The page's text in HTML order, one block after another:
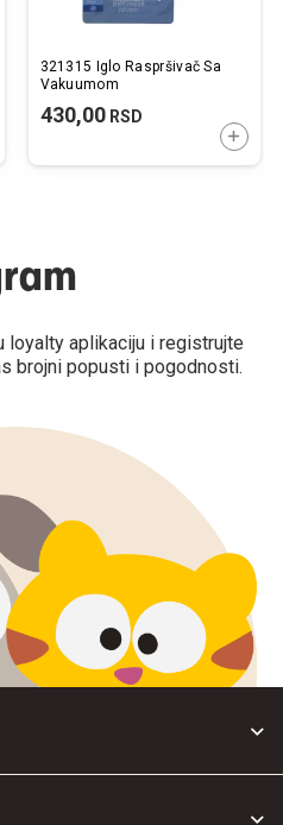
U KORPU
321315 Iglo Raspršivač Sa
Vakuumom
430,00RSD
aplikaciju i registrujte
brojni popusti i pogodnosti.